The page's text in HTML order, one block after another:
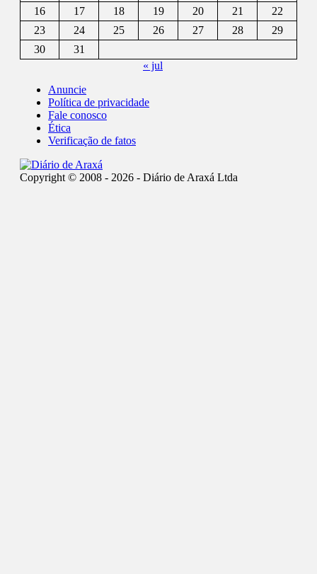
16
17 18 19 20 21
22
23
24 25 26 27 28
29
30
31
« jul
Anuncie
Política de privacidade
Fale conosco
Ética
Verificação de fatos
Copyright © 2008 - 2026 - Diário de Araxá Ltda